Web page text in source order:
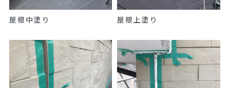
屋根中塗り 屋根上塗り